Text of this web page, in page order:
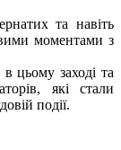
та навіть
моментами з
цьому заході та
які стали
події.